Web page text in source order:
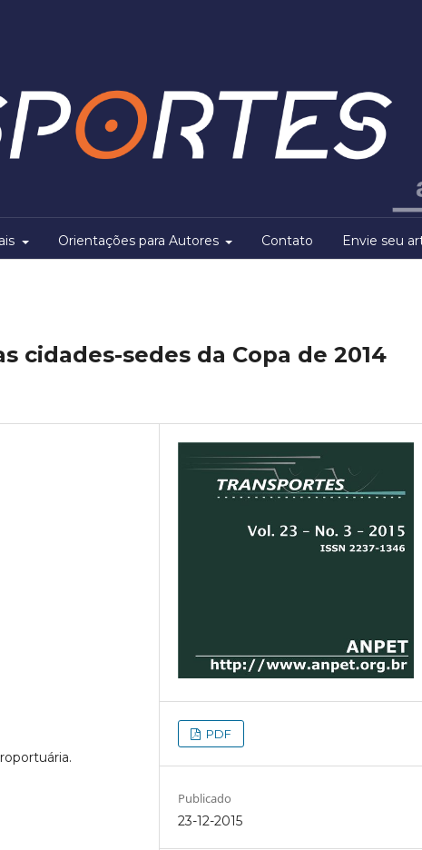
Orientações para Autores Contato Envie seu
cidades-sedes da Copa de 2014
PDF
Publicado
23-12-2015